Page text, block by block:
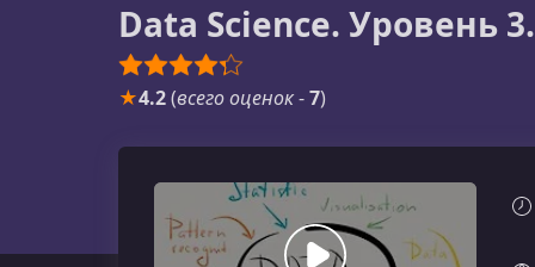
Data Science.
★4.2(всего оценок-7)